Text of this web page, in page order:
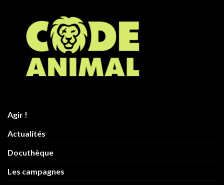
Agir !
Actualités
Docuthèque
Les campagnes